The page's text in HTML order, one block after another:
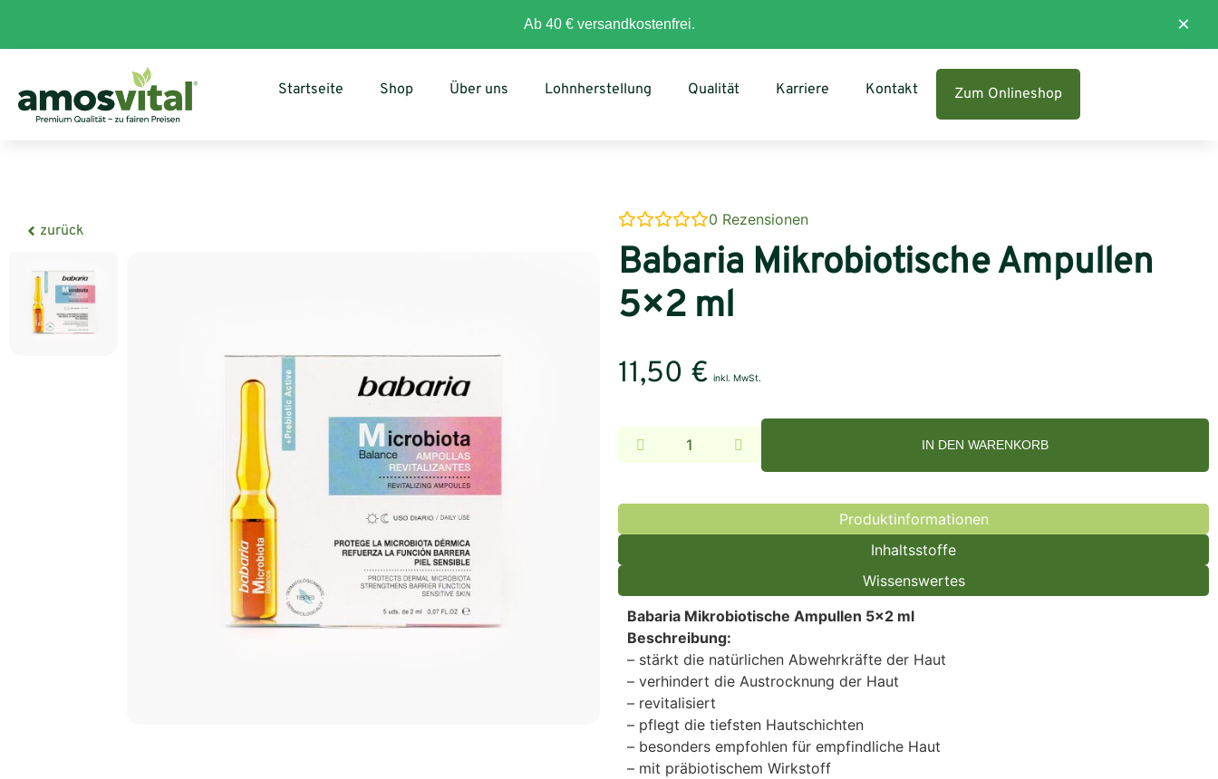
Ab 40 € versandkostenfrei. ×
Startseite Shop Über uns Lohnherstellung Qualität Karriere Kontakt Zum Onlineshop
0 Rezensionen
Babaria Mikrobiotische Ampullen
5×2 ml
11,50 € inkl. MwSt.
IN DEN WARENKORB
Alternative:
Produktinformationen
Inhaltsstoffe
Wissenswertes
Babaria Mikrobiotische Ampullen 5×2 ml
Beschreibung:
– stärkt die natürlichen Abwehrkräfte der Haut
– verhindert die Austrocknung der Haut
– revitalisiert
– pflegt die tiefsten Hautschichten
– besonders empfohlen für empfindliche Haut
– mit präbiotischem Wirkstoff
zurück